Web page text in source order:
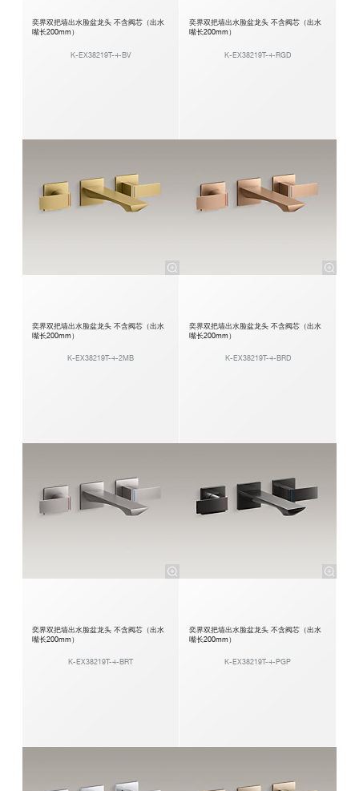
奕界双把墙出水脸盆龙头 不含阀芯（出水
嘴长200mm）
K-EX38219T-4-BV
奕界双把墙出水脸盆龙头 不含阀芯（出水
嘴长200mm）
K-EX38219T-4-RGD
奕界双把墙出水脸盆龙头 不含阀芯（出水
嘴长200mm）
K-EX38219T-4-2MB
奕界双把墙出水脸盆龙头 不含阀芯（出水
嘴长200mm）
K-EX38219T-4-BRD
奕界双把墙出水脸盆龙头 不含阀芯（出水
嘴长200mm）
K-EX38219T-4-BRT
奕界双把墙出水脸盆龙头 不含阀芯（出水
嘴长200mm）
K-EX38219T-4-PGP